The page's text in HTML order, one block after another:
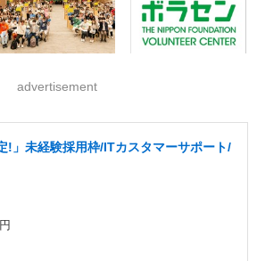
advertisement
!」未経験採用枠/ITカスタマーサポート/